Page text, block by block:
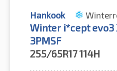
Hankook
Winter i*cept evo3
3PMSF
255/65R17114H